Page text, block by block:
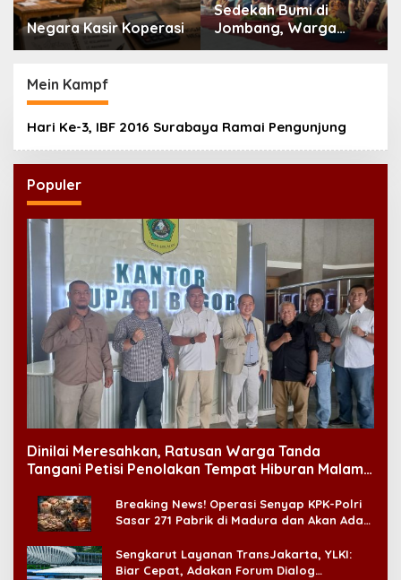
Negara Kasir Koperasi
Sedekah Bumi di
Jombang, Warga
Doakan Leluhur dan
Mein Kampf
Hari Ke-3, IBF 2016 Surabaya Ramai Pengunjung
Populer
Dinilai Meresahkan, Ratusan Warga Tanda
Tangani Petisi Penolakan Tempat Hiburan Malam
Breaking News! Operasi Senyap KPK-Polri
Sasar 271 Pabrik di Madura dan Akan Ada
Sengkarut Layanan TransJakarta, YLKI:
Biar Cepat, Adakan Forum Dialog